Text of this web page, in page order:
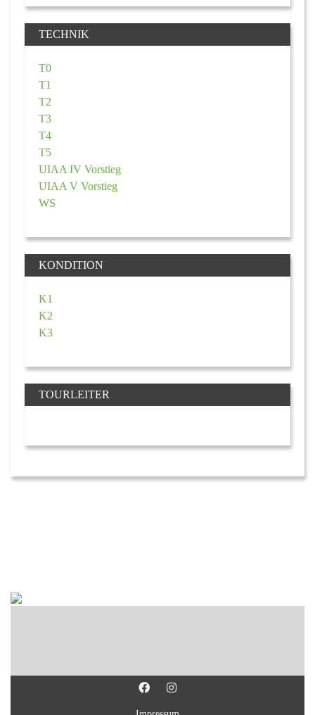
TECHNIK
T0
T1
T2
T3
T4
T5
UIAA IV Vorstieg
UIAA V Vorstieg
WS
KONDITION
K1
K2
K3
TOURLEITER